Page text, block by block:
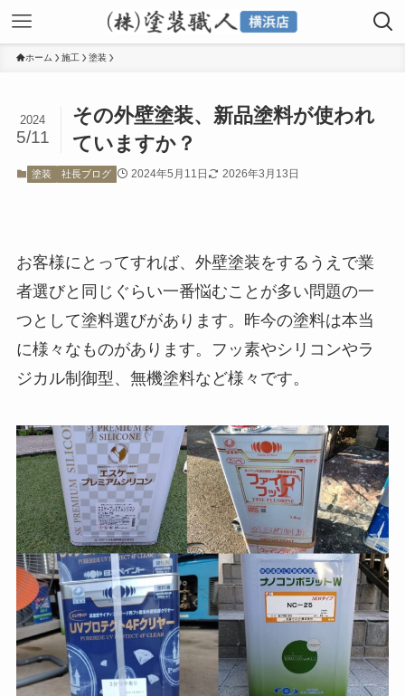
ホーム 施工 塗装
その外壁塗装、新品塗料が使われ
ていますか？
2024
5/11
塗装 社長ブログ 2024年5月11日 2026年3月13日
お客様にとってすれば、外壁塗装をするうえで業
者選びと同じぐらい一番悩むことが多い問題の一
つとして塗料選びがあります。昨今の塗料は本当
に様々なものがあります。フッ素やシリコンやラ
ジカル制御型、無機塗料など様々です。